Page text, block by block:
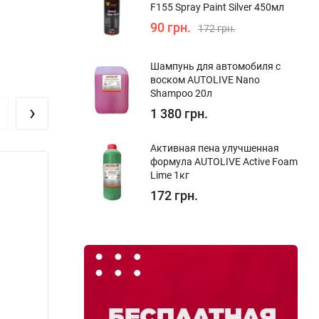
›
F155 Spray Paint Silver 450мл
90 грн. 172 грн.
Шампунь для автомобиля с
воском AUTOLIVE Nano
Shampoo 20л
1 380 грн.
Активная пена улучшенная
формула AUTOLIVE Active Foam
Lime 1кг
172 грн.